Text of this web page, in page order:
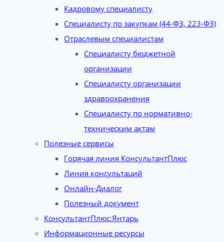
Кадровому специалисту
Специалисту по закупкам (44-ФЗ, 223-ФЗ)
Отраслевым специалистам
Специалисту бюджетной
организации
Специалисту организации
здравоохранения
Специалисту по нормативно-
техническим актам
Полезные сервисы
Горячая линия КонсультантПлюс
Линия консультаций
Онлайн-Диалог
Полезный документ
КонсультантПлюс:Янтарь
Информационные ресурсы